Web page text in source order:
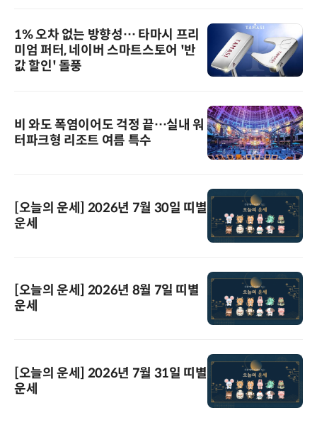
1% 오차 없는 방향성… 타마시 프리
미엄 퍼터, 네이버 스마트스토어 '반
값 할인' 돌풍
비 와도 폭염이어도 걱정 끝…실내 워
터파크형 리조트 여름 특수
[오늘의 운세] 2026년 7월 30일 띠별
운세
[오늘의 운세] 2026년 8월 7일 띠별
운세
[오늘의 운세] 2026년 7월 31일 띠별
운세